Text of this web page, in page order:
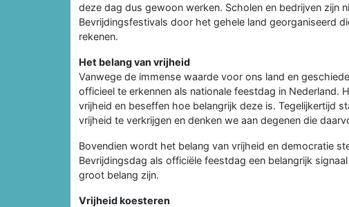
deze dag dus gewoon werken. Scholen en bedrijven zijn
Bevrijdingsfestivals door het gehele land georganiseerd
rekenen.
Het belang van vrijheid
Vanwege de immense waarde voor ons land en
officieel te erkennen als nationale feestdag in Nederland.
vrijheid en beseffen hoe belangrijk deze is. Tegelijkertijd
vrijheid te verkrijgen en denken we aan degenen die
Bovendien wordt het belang van vrijheid en democratie
Bevrijdingsdag als officiële feestdag een belangrijk
groot belang zijn.
Vrijheid koesteren